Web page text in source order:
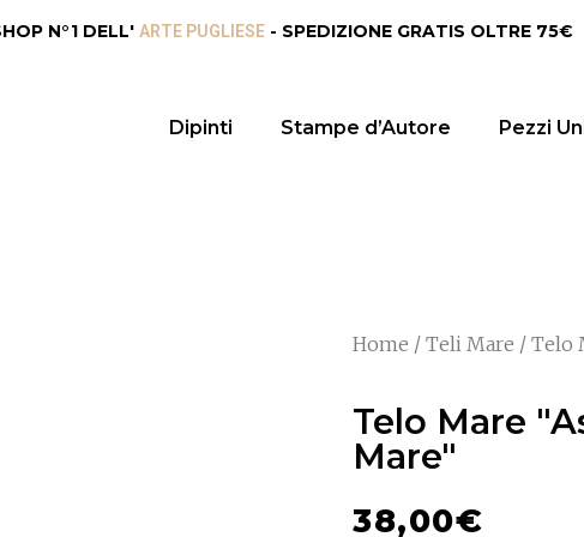
N°1 DELL' ARTE PUGLIESE - SPEDIZIONE GRATIS OLTRE 75€
Dipinti Stampe d’Autore Pezzi
Home / Teli Mare / Telo
Telo Mare
Mare"
38,00€